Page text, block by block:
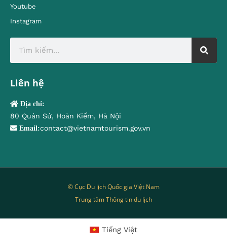
Youtube
Instagram
Liên hệ
Địa chỉ:
80 Quán Sứ, Hoàn Kiếm, Hà Nội
Email:contact@vietnamtourism.gov.vn
© Cục Du lịch Quốc gia Việt Nam
Trung tâm Thông tin du lịch
Tiếng Việt